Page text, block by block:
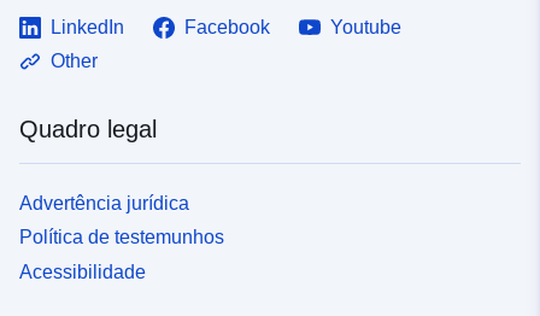
LinkedIn Facebook
Youtube
Other
Quadro legal
Advertência jurídica
Política de testemunhos
Acessibilidade